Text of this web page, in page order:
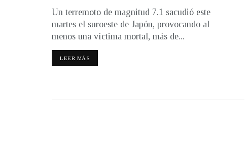
Un terremoto de magnitud 7.1 sacudió este
martes el suroeste de Japón, provocando al
menos una víctima mortal, más de...
LEER MÁS